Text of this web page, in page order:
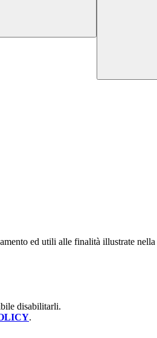
ed utili alle finalità illustrate nella
disabilitarli.
.